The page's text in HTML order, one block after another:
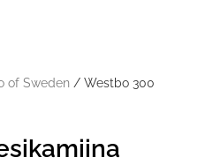
of Sweden / Westbo 300